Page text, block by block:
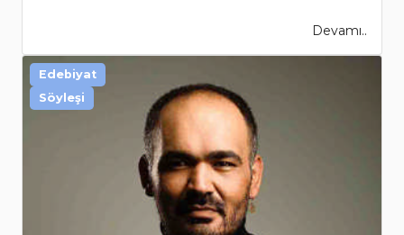
Devamı..
Edebiyat
Söyleşi